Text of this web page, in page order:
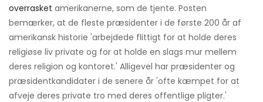
overrasket amerikanerne, som de tjente. Posten
bemærker, at de fleste præsidenter i de første 200 år af
amerikansk historie 'arbejdede flittigt for at holde deres
religiøse liv private og for at holde en slags mur mellem
deres religion og kontoret.' Alligevel har præsidenter og
præsidentkandidater i de senere år 'ofte kæmpet for at
afveje deres private tro med deres offentlige pligter.'